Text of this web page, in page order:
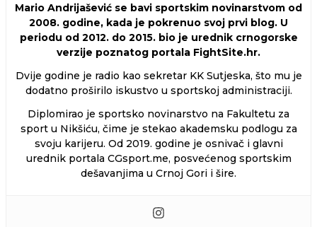
Mario Andrijašević se bavi sportskim novinarstvom od
2008. godine, kada je pokrenuo svoj prvi blog. U
periodu od 2012. do 2015. bio je urednik crnogorske
verzije poznatog portala FightSite.hr.
Dvije godine je radio kao sekretar KK Sutjeska, što mu je
dodatno proširilo iskustvo u sportskoj administraciji.
Diplomirao je sportsko novinarstvo na Fakultetu za
sport u Nikšiću, čime je stekao akademsku podlogu za
svoju karijeru. Od 2019. godine je osnivač i glavni
urednik portala CGsport.me, posvećenog sportskim
dešavanjima u Crnoj Gori i šire.